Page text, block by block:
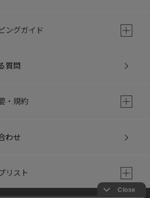
ングガイド
質問
・規約
わせ
リスト